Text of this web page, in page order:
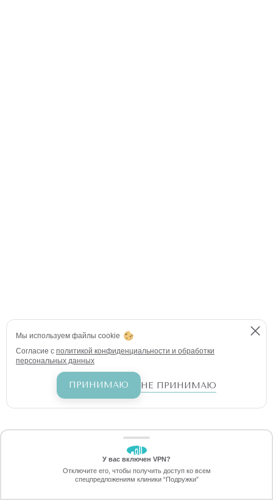
Позвоните
ЗАБЕРИТЕ СКИДКУ
1790 ₽
Мы используем файлы cookie
Согласие с политикой конфиденциальности и обработки
персональных данных
ПРИНИМАЮ НЕ ПРИНИМАЮ
У вас включен VPN?
Отключите его, чтобы получить доступ ко всем
спецпредложениям клиники “Подружки”